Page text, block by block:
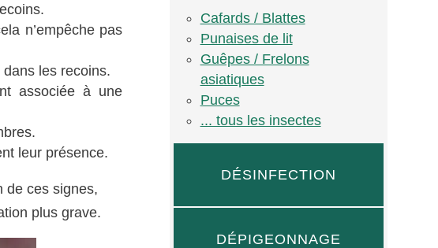
n’empêche pas
les recoins.
associée à une
leur présence.
de ces signes,
plus grave.
Cafards / Blattes
Punaises de lit
Guêpes / Frelons
asiatiques
Puces
... tous les insectes
DÉSINFECTION
DÉPIGEONNAGE